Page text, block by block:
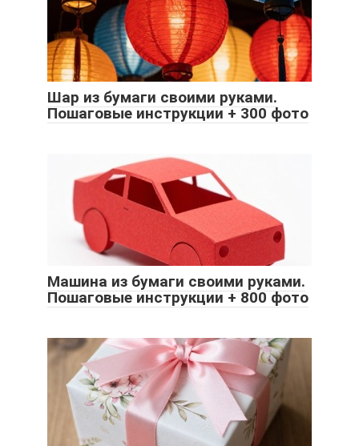
Шар из бумаги своими руками.
Пошаговые инструкции + 300 фото
Машина из бумаги своими руками.
Пошаговые инструкции + 800 фото